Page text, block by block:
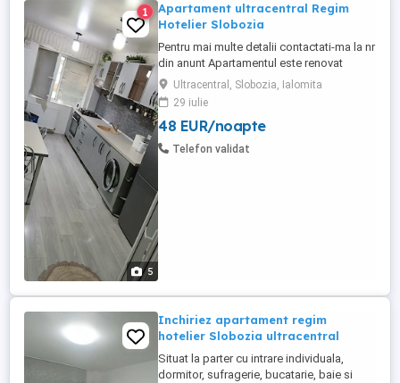
5
1
Apartament ultracentral Regim
Hotelier Slobozia
Pentru mai multe detalii contactati-ma la nr
din anunt Apartamentul este renovat
complet, ultra dotat si mobilat dupa cum
se vede in poze. Suprafata utila de 50mp,
situat in zona ultracentrala a orasului. Este
format din bucatarie, baie, 2 camere si un
hol. Dispune de toate dotarile necesare
Ultracentral, Slobozia, Ialomita
29 iulie
48 EUR/noapte
Telefon validat
Inchiriez apartament regim
hotelier Slobozia ultracentral
Situat la parter cu intrare individuala,
dormitor, sufragerie, bucatarie, baie si